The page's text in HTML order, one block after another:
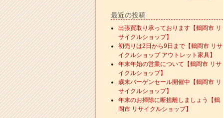
最近の投稿
出張買取り承っております【鶴岡市 リ
サイクルショップ】
初売りは2日から9日まで【鶴岡市 リサ
イクルショップ アウトレット家具】
年末年始の営業について【鶴岡市 リサ
イクルショップ】
歳末バーゲンセール開催中【鶴岡市 リ
サイクルショップ】
年末のお掃除に断捨離しましょう【鶴
岡市 リサイクルショップ】